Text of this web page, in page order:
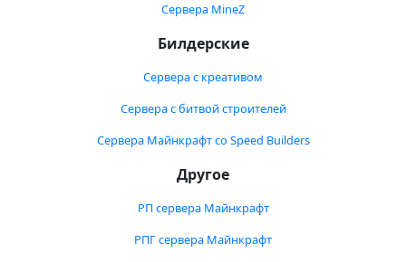
Сервера MineZ
Билдерские
Сервера с креативом
Сервера с битвой строителей
Сервера Майнкрафт со Speed Builders
Другое
РП сервера Майнкрафт
РПГ сервера Майнкрафт